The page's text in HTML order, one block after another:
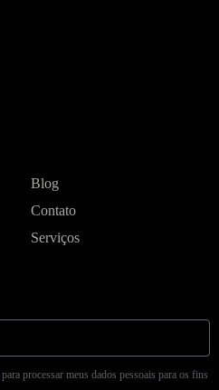
Blog
Contato
Serviços
processar meus dados pessoais para os fins